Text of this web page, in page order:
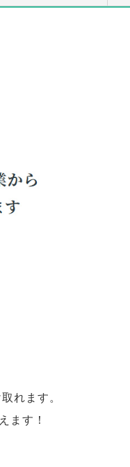
れます。
ます！